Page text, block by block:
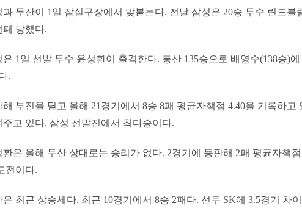
과 두산이 1일 잠실구장에서 맞붙는다. 전날 삼성은 20승 투수 린드블
패 당했다.
은 1일 선발 투수 윤성환이 출격한다. 통산 135승으로 배영수(138승)
.
해 부진을 딛고 올해 21경기에서 8승 8패 평균자책점 4.40을 기록하고
주고 있다. 삼성 선발진에서 최다승이다.
환은 올해 두산 상대로는 승리가 없다. 2경기에 등판해 2패 평균자책점
전이다.
은 최근 상승세다. 최근 10경기에서 8승 2패다. 선두 SK에 3.5경기 차